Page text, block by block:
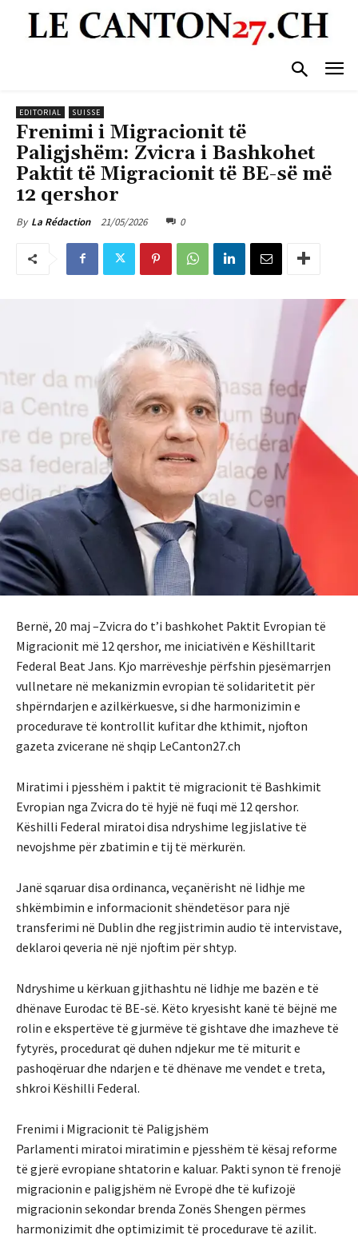
EDITORIAL SUISSE
Frenimi i Migracionit të
Paligjshëm: Zvicra i Bashkohet
Paktit të Migracionit të BE-së më
12 qershor
By La Rédaction 21/05/2026 0
Bernë, 20 maj –Zvicra do t’i bashkohet Paktit Evropian të
Migracionit më 12 qershor, me iniciativën e Këshilltarit
Federal Beat Jans. Kjo marrëveshje përfshin pjesëmarrjen
vullnetare në mekanizmin evropian të solidaritetit për
shpërndarjen e azilkërkuesve, si dhe harmonizimin e
procedurave të kontrollit kufitar dhe kthimit, njofton
gazeta zvicerane në shqip LeCanton27.ch
Miratimi i pjesshëm i paktit të migracionit të Bashkimit
Evropian nga Zvicra do të hyjë në fuqi më 12 qershor.
Këshilli Federal miratoi disa ndryshime legjislative të
nevojshme për zbatimin e tij të mërkurën.
Janë sqaruar disa ordinanca, veçanërisht në lidhje me
shkëmbimin e informacionit shëndetësor para një
transferimi në Dublin dhe regjistrimin audio të intervistave,
deklaroi qeveria në një njoftim për shtyp.
Ndryshime u kërkuan gjithashtu në lidhje me bazën e të
dhënave Eurodac të BE-së. Këto kryesisht kanë të bëjnë me
rolin e ekspertëve të gjurmëve të gishtave dhe imazheve të
fytyrës, procedurat që duhen ndjekur me të miturit e
pashoqëruar dhe ndarjen e të dhënave me vendet e treta,
shkroi Këshilli Federal.
Frenimi i Migracionit të Paligjshëm
Parlamenti miratoi miratimin e pjesshëm të kësaj reforme
të gjerë evropiane shtatorin e kaluar. Pakti synon të frenojë
migracionin e paligjshëm në Evropë dhe të kufizojë
migracionin sekondar brenda Zonës Shengen përmes
harmonizimit dhe optimizimit të procedurave të azilit.